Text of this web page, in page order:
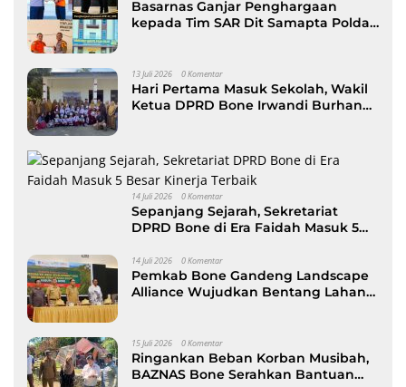
Basarnas Ganjar Penghargaan
kepada Tim SAR Dit Samapta Polda
13 Juli 2026 0 Komentar
Hari Pertama Masuk Sekolah, Wakil
Ketua DPRD Bone Irwandi Burhan
14 Juli 2026 0 Komentar
Sepanjang Sejarah, Sekretariat
DPRD Bone di Era Faidah Masuk 5
14 Juli 2026 0 Komentar
Pemkab Bone Gandeng Landscape
Alliance Wujudkan Bentang Lahan
15 Juli 2026 0 Komentar
Ringankan Beban Korban Musibah,
BAZNAS Bone Serahkan Bantuan